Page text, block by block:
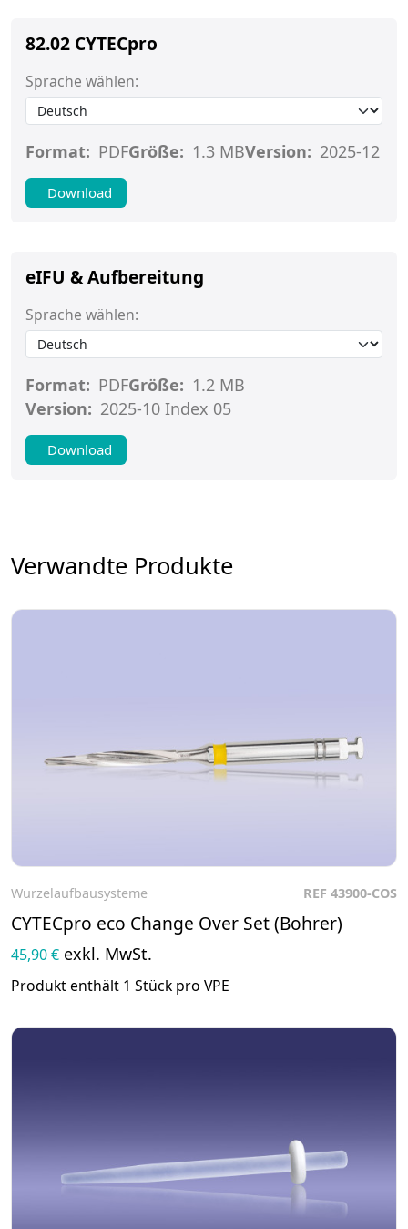
82.02 CYTECpro
Sprache wählen:
Format: PDFGröße: 1.3 MBVersion: 2025-12
Download
eIFU & Aufbereitung
Sprache wählen:
Format: PDFGröße: 1.2 MB
Version: 2025-10 Index 05
Download
Verwandte Produkte
Wurzelaufbausysteme REF 43900-COS
CYTECpro eco Change Over Set (Bohrer)
45,90 € exkl. MwSt.
Produkt enthält 1 Stück pro VPE